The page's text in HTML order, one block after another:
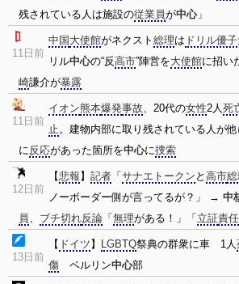
残されている人は施設の従業員が中心」
11日前
中国 大使館がネクスト 総理は ドリル優子
リル中心の“反高市”陣営を大使館に招い
崎謙介が暴露
11日前
イオン熊本爆発事故、20代の女性2人死
止。建物内部に取り残されている人が
に反応があった箇所を中心に捜索
12日前
【悲報 】 記者 「 サナエトークン と 高市総
ノーボーダー側が言ってるが？」 → 中
員 、 ブチ切れ反論 「 無理がある！」「 立証責任
13日前
【 ドイツ 】 LGBTQ祭典の群衆に車 1人
傷 ベルリン中心部